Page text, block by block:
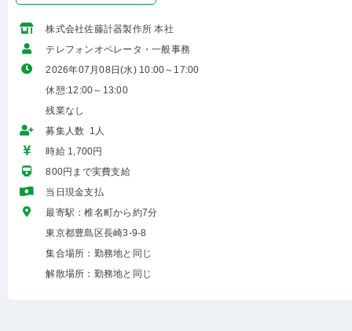
株式会社佐藤計器製作所 本社
テレフォンオペレータ・一般事務
2026年07月08日(水) 10:00～17:00
休憩:12:00～13:00
残業なし
募集人数 1人
時給 1,700円
800円まで実費支給
当日現金支払
最寄駅：椎名町から約7分
東京都豊島区長崎3-9-8
集合場所：勤務地と同じ
解散場所：勤務地と同じ